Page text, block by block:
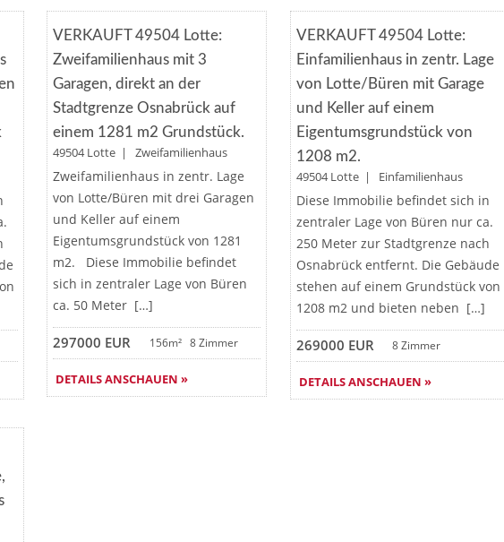
VERKAUFT
VERKAUFT 49504 Lotte:
Zweifamilienhaus mit 3
Garagen, direkt an der
Stadtgrenze Osnabrück auf
einem 1281 m2 Grundstück.
49504 Lotte | Zweifamilienhaus
Zweifamilienhaus in zentr. Lage
von Lotte/Büren mit drei Garagen
und Keller auf einem
Eigentumsgrundstück von 1281
m2. Diese Immobilie befindet
sich in zentraler Lage von Büren
ca. 50 Meter […]
297000 EUR 156m² 8 Zimmer
DETAILS ANSCHAUEN »
VERKAUFT
VERKAUFT 49504 Lotte:
Einfamilienhaus in zentr. Lage
von Lotte/Büren mit Garage
und Keller auf einem
Eigentumsgrundstück von
1208 m2.
49504 Lotte | Einfamilienhaus
Diese Immobilie befindet sich in
zentraler Lage von Büren nur ca.
250 Meter zur Stadtgrenze nach
Osnabrück entfernt. Die Gebäude
stehen auf einem Grundstück von
1208 m2 und bieten neben […]
269000 EUR 8 Zimmer
DETAILS ANSCHAUEN »